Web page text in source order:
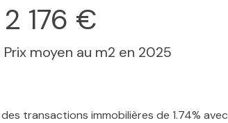
2 176 €
Prix moyen au m2 en 2025
transactions immobilières de 1.74% avec